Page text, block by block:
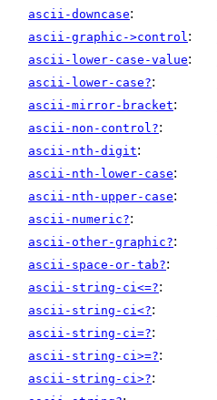
ascii-downcase:
ascii-graphic->control :
ascii-lower-case-value:
ascii-lower-case?:
ascii-mirror-bracket:
ascii-non-control?:
ascii-nth-digit:
ascii-nth-lower-case:
ascii-nth-upper-case:
ascii-numeric?:
ascii-other-graphic?:
ascii-space-or-tab?:
ascii-string-ci<=?:
ascii-string-ci<?:
ascii-string-ci=?:
ascii-string-ci>=?:
ascii-string-ci>?: